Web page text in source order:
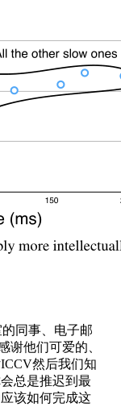
同事、电子邮
谢他们可爱的、
然后我们知
总是推迟到最
该如何完成这